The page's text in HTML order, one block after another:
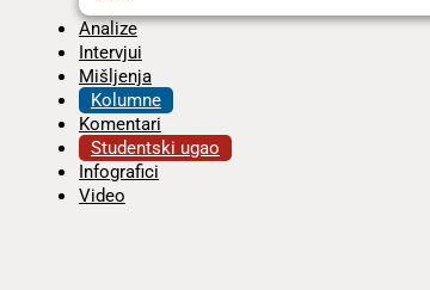
Analize
Intervjui
Mišljenja
Kolumne
Komentari
Studentski ugao
Infografici
Video